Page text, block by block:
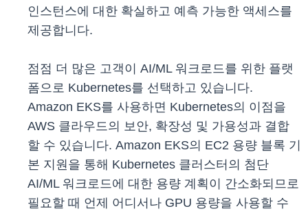
인스턴스에 대한 확실하고 예측 가능한 액세스를
제공합니다.
점점 더 많은 고객이 AI/ML 워크로드를 위한 플랫
폼으로 Kubernetes를 선택하고 있습니다.
Amazon EKS를 사용하면 Kubernetes의 이점을
AWS 클라우드의 보안, 확장성 및 가용성과 결합
할 수 있습니다. Amazon EKS의 EC2 용량 블록 기
본 지원을 통해 Kubernetes 클러스터의 첨단
AI/ML 워크로드에 대한 용량 계획이 간소화되므로
필요할 때 언제 어디서나 GPU 용량을 사용할 수